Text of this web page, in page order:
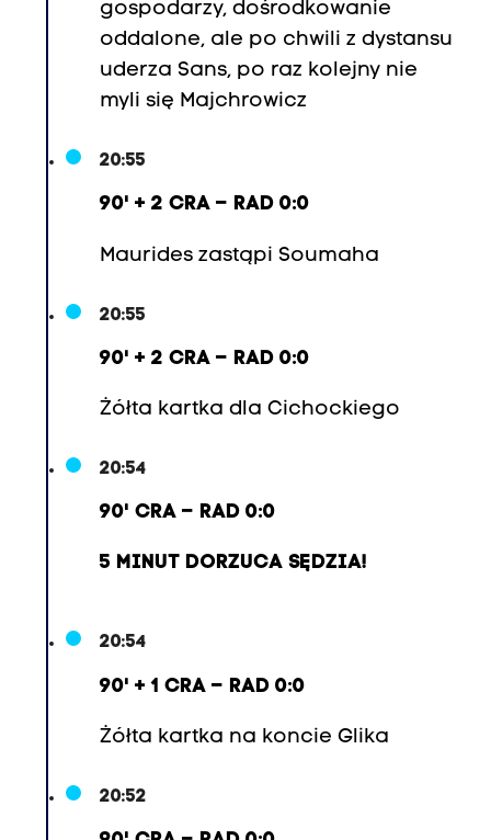
gospodarzy, dośrodkowanie
oddalone, ale po chwili z dystansu
uderza Sans, po raz kolejny nie
myli się Majchrowicz
20:55
90' + 2 CRA – RAD 0:0
Maurides zastąpi Soumaha
20:55
90' + 2 CRA – RAD 0:0
Żółta kartka dla Cichockiego
20:54
90' CRA – RAD 0:0
5 MINUT DORZUCA SĘDZIA!
20:54
90' + 1 CRA – RAD 0:0
Żółta kartka na koncie Glika
20:52